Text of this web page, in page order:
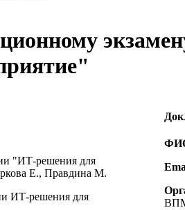
"ИТ-решения для
Е., Правдина М.
ИТ-решения для